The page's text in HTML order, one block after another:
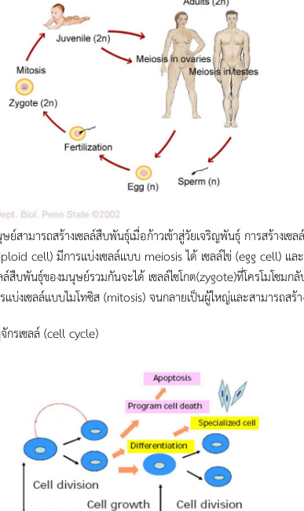
ย์สามารถสร้างเซลล์สืบพันธุ์เมื่อก้าวเข้าสู่วัยเจริญพันธุ์ การสร้าง
cell) มีการเเบ่งเซลล์เเบบ meiosis ได้ เซลล์ไข่ (egg cell)
ล์สืบพันธุ์ของมนุษย์รวมกันจะได้ เซลล์ไซโกต(zygote)ที่โครโมโซม
เเบ่งเซลล์เเบบไมโทซิส (mitosis) จนกลายเป็นผู้ใหญ่เเละสามารถส
กรเซลล์ (cell cycle)